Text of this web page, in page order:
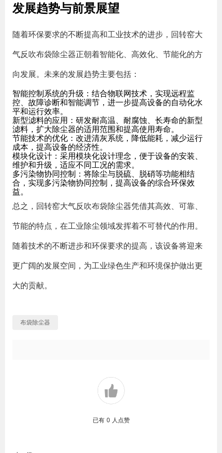
发展趋势与前景展望
随着环保要求的不断提高和工业技术的进步，回转窑大
气反吹布袋除尘器正朝着智能化、高效化、节能化的方
向发展。未来的发展趋势主要包括：
智能控制系统的升级：结合物联网技术，实现远程监
控、故障诊断和智能调节，进一步提高设备的自动化水
平和运行效率。
新型滤料的应用：研发耐高温、耐腐蚀、长寿命的新型
滤料，扩大除尘器的适用范围和提高使用寿命。
节能技术的优化：改进清灰系统，降低能耗，减少运行
成本，提高设备的经济性。
模块化设计：采用模块化设计理念，便于设备的安装、
维护和升级，适应不同工况的需求。
多污染物协同控制：将除尘与脱硫、脱硝等功能相结
合，实现多污染物协同控制，提高设备的综合环保效
益。
总之，回转窑大气反吹布袋除尘器凭借其高效、可靠、
节能的特点，在工业除尘领域发挥着不可替代的作用。
随着技术的不断进步和环保要求的提高，该设备将迎来
更广阔的发展空间，为工业绿色生产和环境保护做出更
大的贡献。
布袋除尘器
已有 0 人点赞